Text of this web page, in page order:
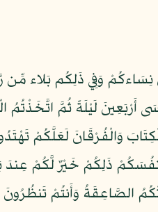
آلَ فِرْعَوْنَ وَأَنتُمْ تَنظُرُونَ (50) وَإِذْ وَاعَدْنَا مُوسَى
ذَلِكُمْ خَيْرٌ لَّكُمْ عِندَ